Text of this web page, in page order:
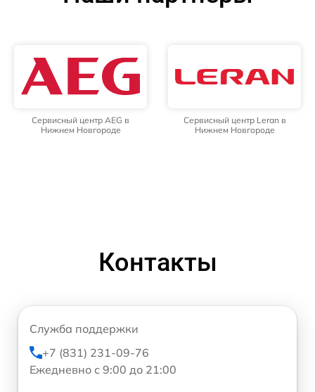
Сервисный центр AEG в
Нижнем Новгороде
Сервисный центр Leran в
Нижнем Новгороде
Контакты
Служба поддержки
+7 (831) 231-09-76
Ежедневно с 9:00 до 21:00